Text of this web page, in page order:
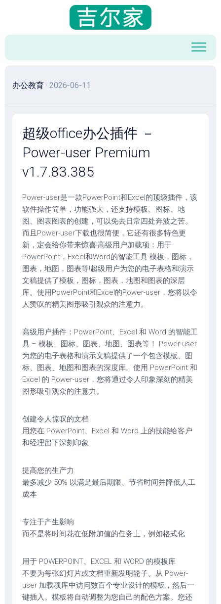
容
办公教育 · 2026-06-11
超级office办公插件 －
Power-user Premium
v1.7.83.385
Power-user是一款PowerPoint和Excel的顶级插件，该
软件操作简单，功能强大，还支持模板、图标、地
图、图表图表的创建，可以免去日常四处奔波之苦。
而且Power-user下载也很简便，它还有很多特色更
新，定会给你带来惊喜!高级用户加载项：用于
PowerPoint，Excel和Word的智能工具-模板，图标，
图表，地图，图表等!超级用户为您的电子表格和演示
文稿提供了模板，图标，图表，地图和图表的深层
库。使用PowerPoint和Excel的Power-user，您将以令
人赞叹的精美图形吸引观众的注意力。
高级用户插件：PowerPoint、Excel 和 Word 的智能工
具 – 模板、图标、图表、地图、图表等！ Power-user
为您的电子表格和演示文稿提供了一个包含模板、图
标、图表、地图和图表的深度库。使用 PowerPoint 和
Excel 的 Power-user，您将通过令人印象深刻的精美
图形吸引观众的注意力。
创建令人惊叹的文档
用您在 PowerPoint、Excel 和 Word 上的技能给客户
和经理留下深刻印象
提高您的生产力
最多减少 50% 以满足最后期限、节省时间并降低人工
成本
专注于产生影响
而不是将时间花在低附加值的任务上，例如格式化
用于 POWERPOINT、EXCEL 和 WORD 的模板库
不要为每张幻灯片或文档重新发明轮子。从 Power-
user 加载项库中访问数百个专业设计的模板，然后一
键插入。模板将自动调整为您自己的配色方案。您还